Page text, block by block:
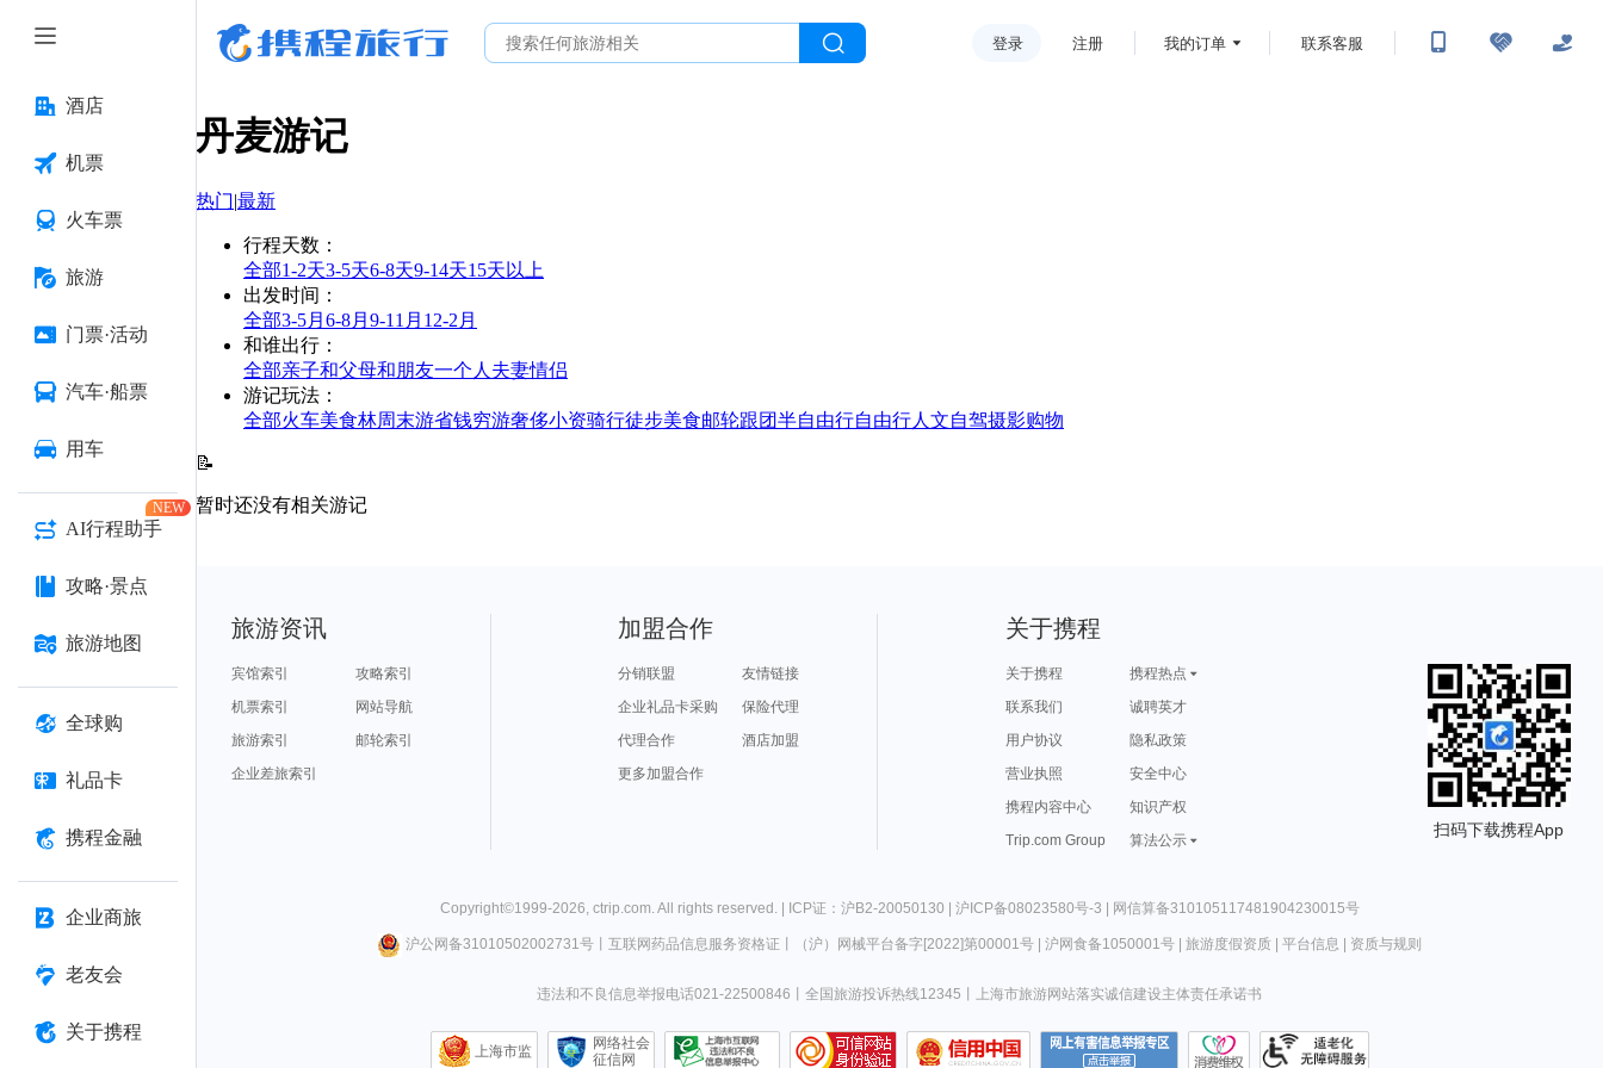
酒店
机票
火车票
旅游
门票·活动
汽车·船票
用车
AI行程助手
NEW
攻略·景点
旅游地图
全球购
礼品卡
携程金融
企业商旅
老友会
关于携程
登录 注册 我的订单 联系客服
丹麦游记
热门|最新
行程天数 ：
全部1-2天3-5天6-8天9-14天15天以上
出发时间 ：
全部3-5月 6-8月 9-11月 12-2月
和谁出行 ：
全部亲子和父母和朋友一个人 夫妻情侣
游记玩法 ：
全部火车美食林周末游省钱穷游奢侈小资骑行徒步美食邮轮跟团半自由行自由行人文自驾摄影购物
📝
暂时还没有相关游记
旅游资讯
宾馆索引
攻略索引
机票索引
网站导航
旅游索引
邮轮索引
企业差旅索引
加盟合作
分销联盟
友情链接
企业礼品卡采购
保险代理
代理合作
酒店加盟
更多加盟合作
关于携程
关于携程
携程热点
联系我们
诚聘英才
用户协议
隐私政策
营业执照
安全中心
携程内容中心
知识产权
Trip.com Group
算法公示
扫码下载携程App
Copyright©1999-2026, ctrip.com. All rights reserved. | ICP证：沪B2-20050130 | 沪ICP备08023580号-3 | 网信算备310105117481904230015号
沪公网备31010502002731号丨 互联网药品信息服务资格证 （沪）网械平台备字[2022]第00001号| 沪网食备1050001号| 旅游度假资质| 平台信息 资质与规则
违法和不良信息举报电话021-22500846 全国旅游投诉热线12345 上海市旅游网站落实诚信建设主体责任承诺书
上海市监
网络社会
征信网